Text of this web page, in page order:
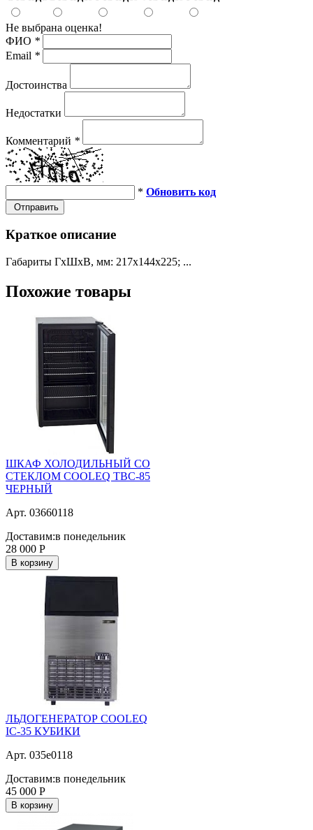
Не выбрана оценка!
ФИО *
Email *
Достоинства
Недостатки
Комментарий *
* Обновить код
Отправить
Краткое описание
Габариты ГхШхВ, мм: 217х144х225; ...
Похожие товары
ШКАФ ХОЛОДИЛЬНЫЙ СО
СТЕКЛОМ COOLEQ TBC-85
ЧЕРНЫЙ
Арт. 03660118
Доставим:в понедельник
28 000 Р
В корзину
ЛЬДОГЕНЕРАТОР COOLEQ
IC-35 КУБИКИ
Арт. 035e0118
Доставим:в понедельник
45 000 Р
В корзину